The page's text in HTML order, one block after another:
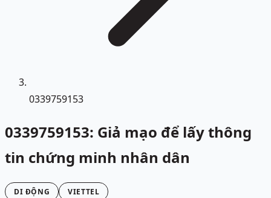
0339759153
0339759153: Giả mạo để lấy thông
tin chứng minh nhân dân
DI ĐỘNG VIETTEL